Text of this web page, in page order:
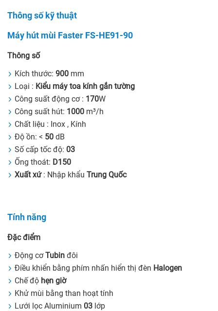
Thông số kỹ thuật
Máy hút mùi Faster FS-HE91-90
Thông số
Kích thước: 900 mm
Loại : Kiểu máy toa kính gắn tường
Công suất động cơ : 170W
Công suất hút: 1000 m³/h
Chất liệu : Inox , Kính
Độ ồn: < 50 dB
Số cấp tốc độ: 03
Ống thoát: D150
Xuất xứ: Nhập khẩu Trung Quốc
Tính năng
Đặc điểm
Động cơTubin đôi
Điều khiển bằng phím nhấn hiển thị đèn Halogen
Chế độ hẹn giờ
Khử mùi bằng than hoạt tính
Lưới lọc Aluminium 03 lớp